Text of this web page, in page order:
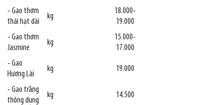
- Gạo thơm
thái hạt dài
kg
18.000-
19.000
- Gạo thơm
Jasmine
kg
15.000-
17.000
- Gạo
Hương Lài
kg 19.000
- Gạo trắng
thông dụng
kg 14.500